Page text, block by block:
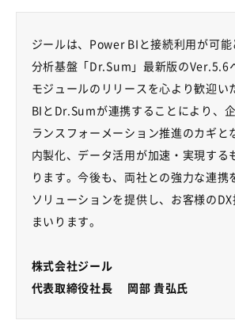
ジールは、Power BIと接続利用が可能
分析基盤「Dr.Sum」最新版のVer.5.6
モジュールのリリースを心より歓迎
BIとDr.Sumが連携することにより、
ランスフォーメーション推進のカギと
内製化、データ活用が加速・実現する
ります。今後も、両社との強力な連携
ソリューションを提供し、お客様の
まいります。
株式会社ジール
代表取締役社長 岡部 貴弘氏